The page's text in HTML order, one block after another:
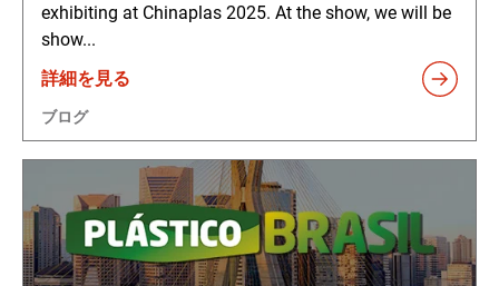
exhibiting at Chinaplas 2025. At the show, we will be
show...
詳細を見る
ブログ